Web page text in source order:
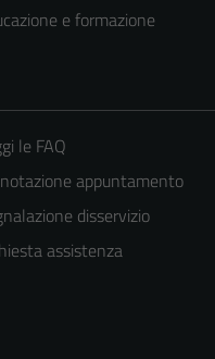
e formazione
le FAQ
appuntamento
disservizio
assistenza